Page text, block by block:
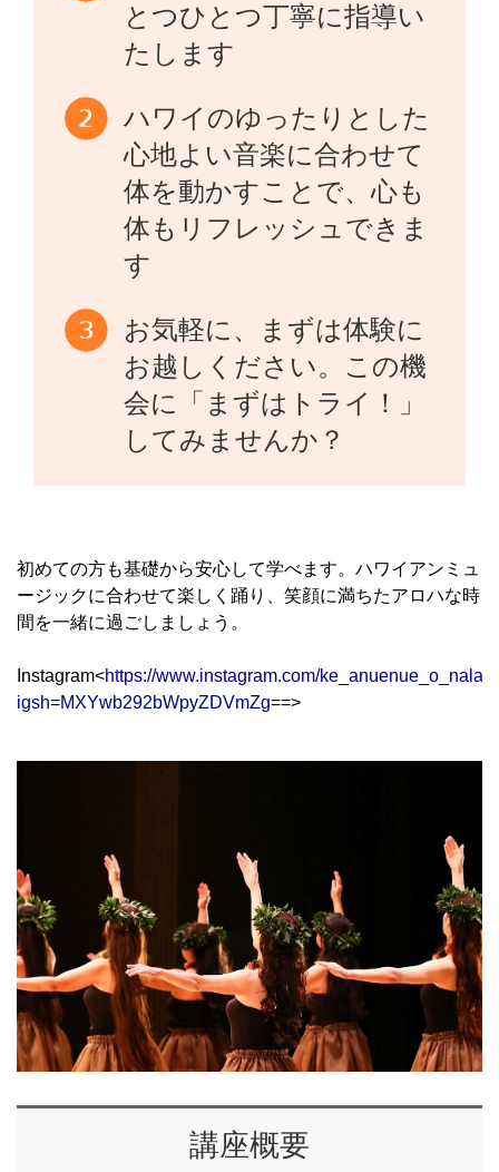
とつひとつ丁寧に指導い
たします
ハワイのゆったりとした
心地よい音楽に合わせて
体を動かすことで、心も
体もリフレッシュできま
す
お気軽に、まずは体験に
お越しください。この機
会に「まずはトライ！」
してみませんか？
初めての方も基礎から安心して学べます。ハワイアンミュ
ージックに合わせて楽しく踊り、笑顔に満ちたアロハな時
間を一緒に過ごしましょう。
Instagram<https://www.instagram.com/
igsh=MXYwb292bWpyZDVmZg==>
講座概要